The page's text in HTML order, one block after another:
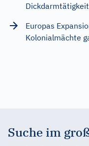
Europas
Kolonialmächte
Suche im